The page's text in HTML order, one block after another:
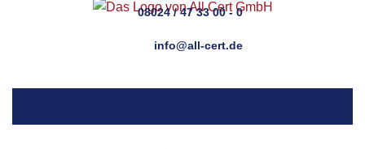
08024 / 47 33 00 - 0
info@all-cert.de